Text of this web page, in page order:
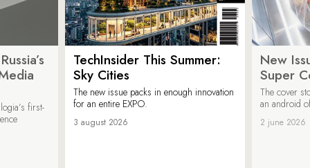
first-
TechInsider This Summer:
Sky Cities
The new issue packs in enough innovation
for an entire EXPO.
3 august 2026
New
Super
The cover
an android
2 june 2026